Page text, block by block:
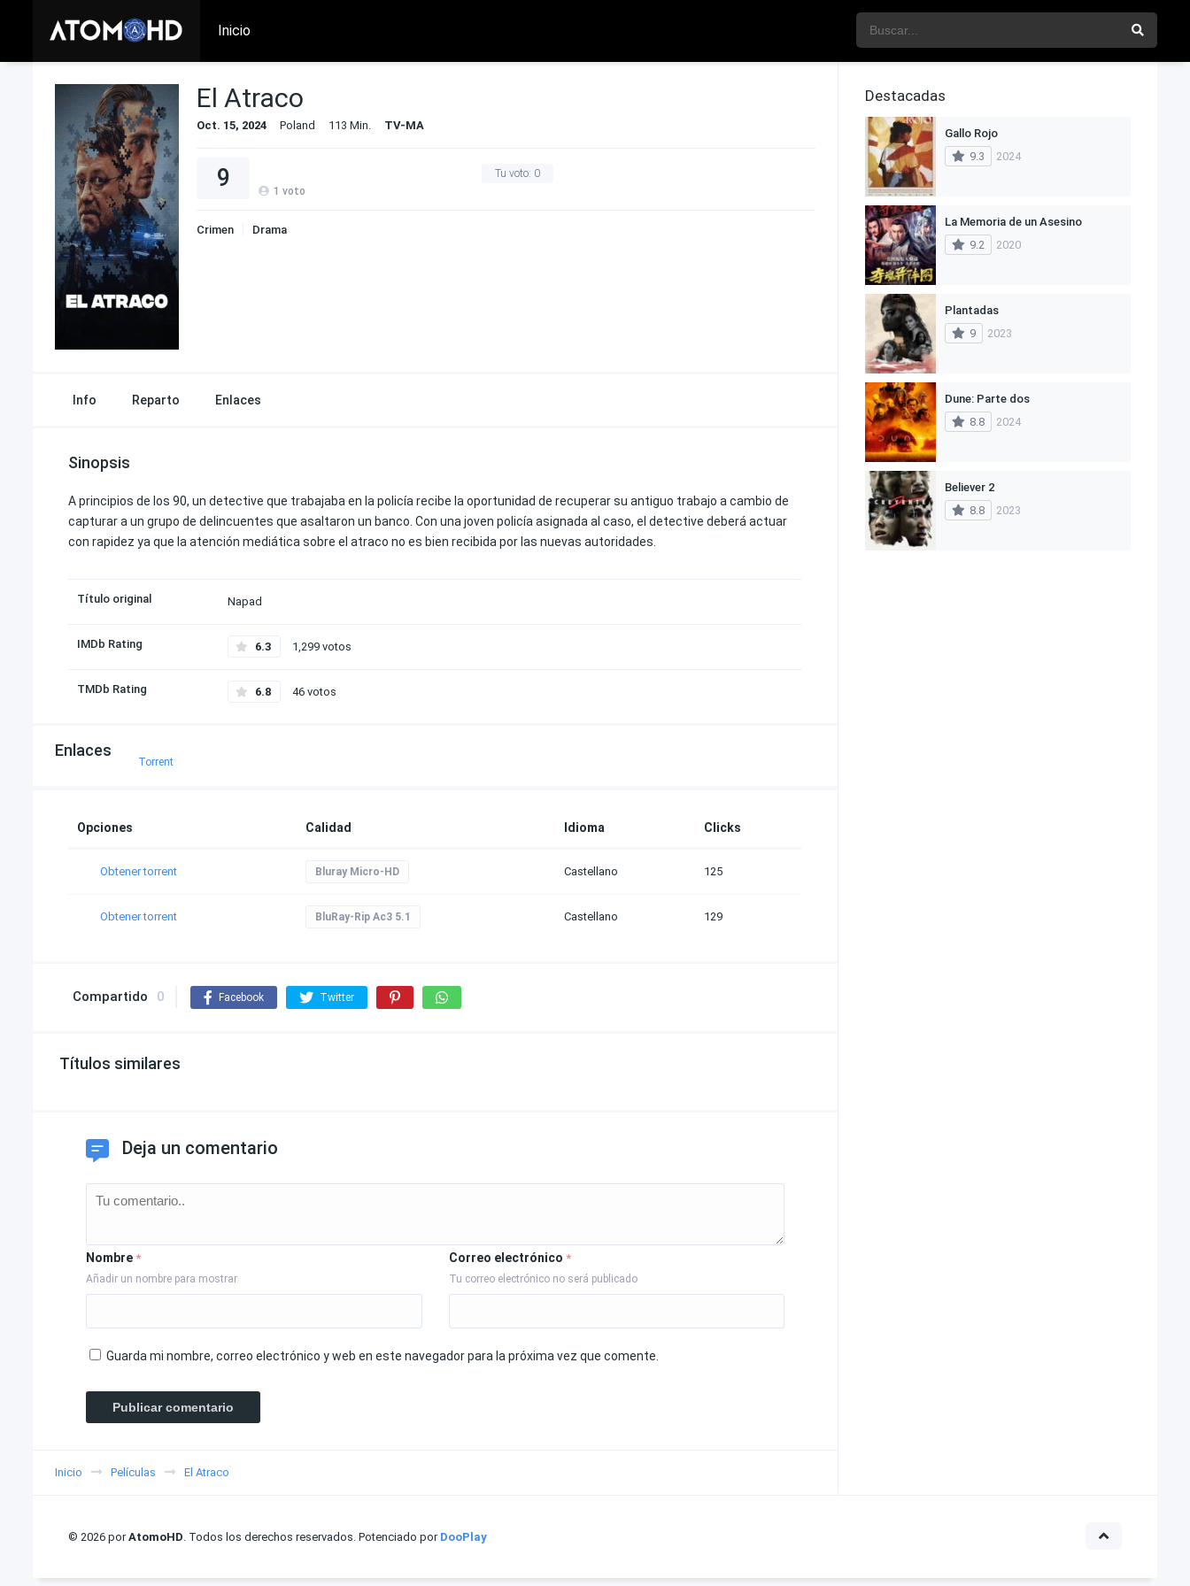
Inicio
El Atraco
Oct. 15, 2024 Poland 113 Min. TV-MA
Tu voto: 0
9 1 voto
Crimen Drama
Info Reparto Enlaces
Sinopsis
A principios de los 90, un detective que trabajaba en la policía recibe la oportunidad de recuperar su antiguo trabajo a cambio de
capturar a un grupo de delincuentes que asaltaron un banco. Con una joven policía asignada al caso, el detective deberá actuar
con rapidez ya que la atención mediática sobre el atraco no es bien recibida por las nuevas autoridades.
Título original Napad
IMDb Rating 6.3 1,299 votos
TMDb Rating 6.8 46 votos
Enlaces
Torrent
Opciones Calidad Idioma Clicks
Obtener torrent Bluray Micro-HD Castellano 125
Obtener torrent BluRay-Rip Ac3 5.1 Castellano 129
Compartido 0 Facebook Twitter
Títulos similares
Deja un comentario
Nombre *
Añadir un nombre para mostrar
Correo electrónico *
Tu correo electrónico no será publicado
Guarda mi nombre, correo electrónico y web en este navegador para la próxima vez que comente.
Inicio Películas El Atraco
Destacadas
Gallo Rojo
9.3
2024
La Memoria de un Asesino
9.2
2020
Plantadas
9
2023
Dune: Parte dos
8.8
2024
Believer 2
8.8
2023
© 2026 porAtomoHD. Todos los derechos reservados. Potenciado por DooPlay